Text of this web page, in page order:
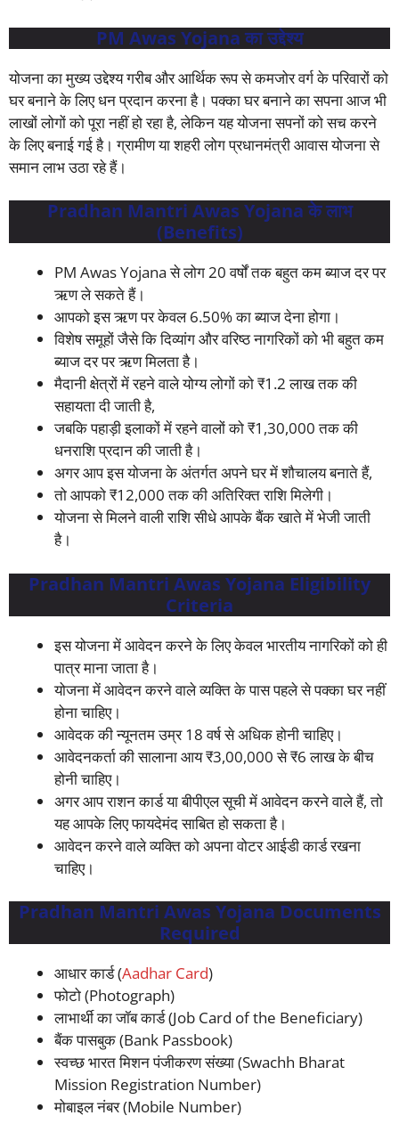
PM Awas Yojana काउद्देश्य
योजना का मुख्य उद्देश्य गरीब और आर्थिक रूप से कमजोर वर्ग के परिवारों को
घर बनाने के लिए धन प्रदान करना है। पक्का घर बनाने का सपना आज भी
लाखों लोगों को पूरा नहीं हो रहा है, लेकिन यह योजना सपनों को सच करने
के लिए बनाई गई है। ग्रामीण या शहरी लोग प्रधानमंत्री आवास योजना से
समान लाभ उठा रहे हैं।
Pradhan Mantri Awas Yojana के लाभ
(Benefits)
PM Awas Yojana से लोग 20 वर्षों तक बहुत कम ब्याज दर पर
ऋण ले सकते हैं।
आपको इस ऋण पर केवल 6.50% का ब्याज देना होगा।
विशेष समूहों जैसे कि दिव्यांग और वरिष्ठ नागरिकों को भी बहुत कम
ब्याज दर पर ऋण मिलता है।
मैदानी क्षेत्रों में रहने वाले योग्य लोगों को ₹1.2 लाख तक की
सहायता दी जाती है,
जबकि पहाड़ी इलाकों में रहने वालों को ₹1,30,000 तक की
धनराशि प्रदान की जाती है।
अगर आप इस योजना के अंतर्गत अपने घर में शौचालय बनाते हैं,
तो आपको ₹12,000 तक की अतिरिक्त राशि मिलेगी।
योजना से मिलने वाली राशि सीधे आपके बैंक खाते में भेजी जाती
है।
Pradhan Mantri Awas Yojana Eligibility
Criteria
इस योजना में आवेदन करने के लिए केवल भारतीय नागरिकों को ही
पात्र माना जाता है।
योजना में आवेदन करने वाले व्यक्ति के पास पहले से पक्का घर नहीं
होना चाहिए।
आवेदक की न्यूनतम उम्र 18 वर्ष से अधिक होनी चाहिए।
आवेदनकर्ता की सालाना आय ₹3,00,000 से ₹6 लाख के बीच
होनी चाहिए।
अगर आप राशन कार्ड या बीपीएल सूची में आवेदन करने वाले हैं, तो
यह आपके लिए फायदेमंद साबित हो सकता है।
आवेदन करने वाले व्यक्ति को अपना वोटर आईडी कार्ड रखना
चाहिए।
Pradhan Mantri Awas Yojana Documents
Required
आधार कार्ड (Aadhar Card)
फोटो (Photograph)
लाभार्थी का जॉब कार्ड (Job Card of the Beneficiary)
बैंक पासबुक (Bank Passbook)
स्वच्छ भारत मिशन पंजीकरण संख्या (Swachh Bharat
Mission Registration Number)
मोबाइल नंबर (Mobile Number)